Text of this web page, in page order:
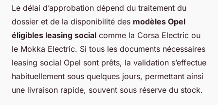
Le délai d’approbation dépend du traitement du
dossier et de la disponibilité des modèles Opel
éligibles leasing social comme la Corsa Electric ou
le Mokka Electric. Si tous les documents nécessaires
leasing social Opel sont prêts, la validation s’effectue
habituellement sous quelques jours, permettant ainsi
une livraison rapide, souvent sous réserve du stock.